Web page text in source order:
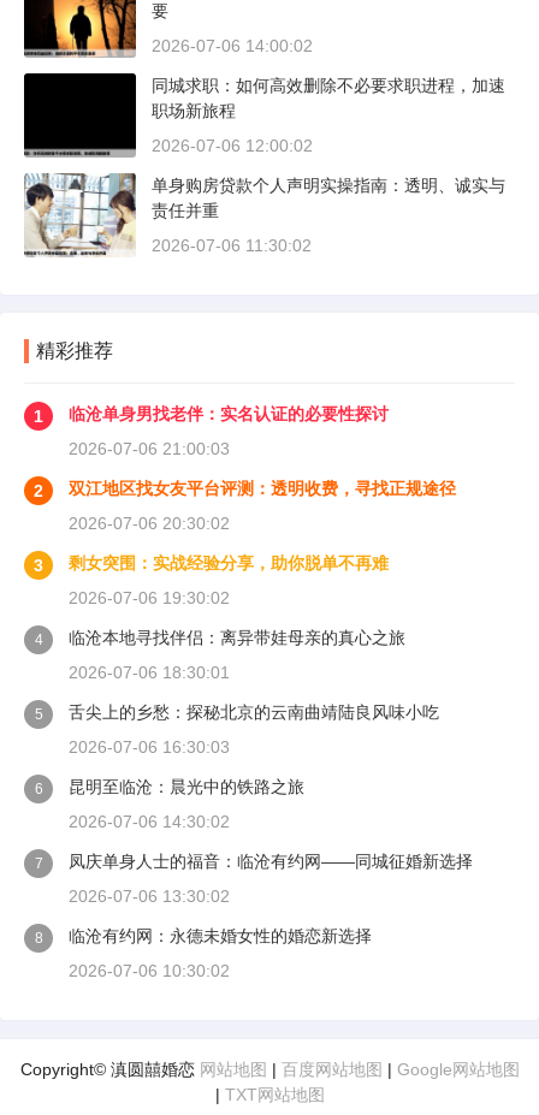
要
2026-07-06 14:00:02
同城求职：如何高效删除不必要求职进程，加速
职场新旅程
2026-07-06 12:00:02
单身购房贷款个人声明实操指南：透明、诚实与
责任并重
2026-07-06 11:30:02
精彩推荐
1
临沧单身男找老伴：实名认证的必要性探讨
2026-07-06 21:00:03
2
双江地区找女友平台评测：透明收费，寻找正规途径
2026-07-06 20:30:02
3
剩女突围：实战经验分享，助你脱单不再难
2026-07-06 19:30:02
4
临沧本地寻找伴侣：离异带娃母亲的真心之旅
2026-07-06 18:30:01
5
舌尖上的乡愁：探秘北京的云南曲靖陆良风味小吃
2026-07-06 16:30:03
6
昆明至临沧：晨光中的铁路之旅
2026-07-06 14:30:02
7
凤庆单身人士的福音：临沧有约网——同城征婚新选择
2026-07-06 13:30:02
8
临沧有约网：永德未婚女性的婚恋新选择
2026-07-06 10:30:02
Copyright© 滇圆囍婚恋 网站地图 | 百度网站地图 | Google网站地图
| TXT网站地图